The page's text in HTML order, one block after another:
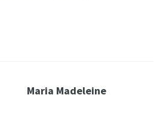
Maria Madeleine